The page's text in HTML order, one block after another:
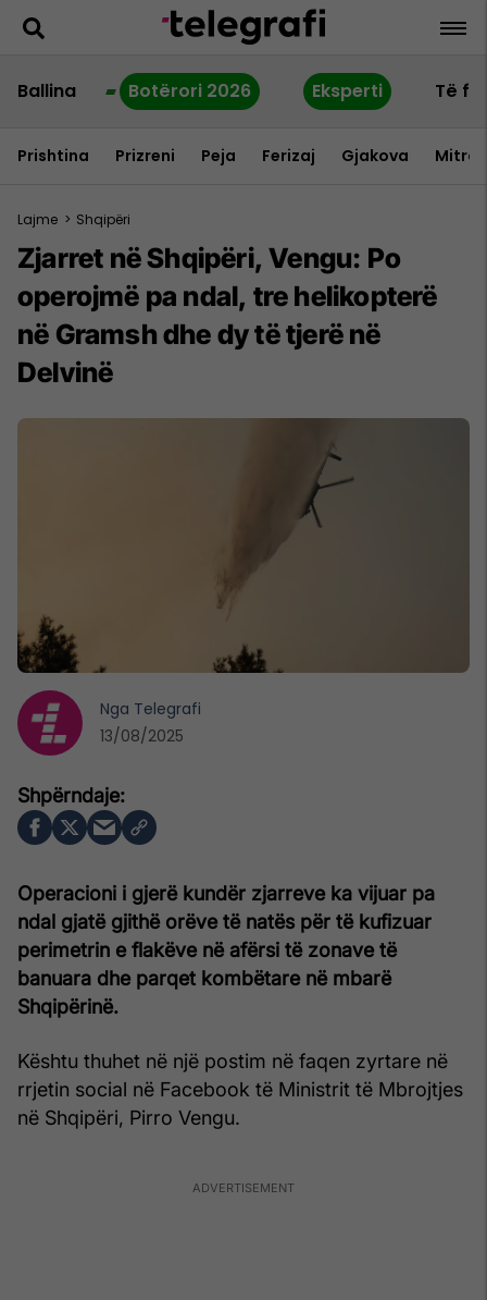
Ballina Botërori 2026 Eksperti Të
Prishtina Prizreni Peja Ferizaj Gjakova
Lajme > Shqipëri
Zjarret në Shqipëri, Vengu: Po
operojmë pa ndal, tre helikopterë
në Gramsh dhe dy të tjerë në
Delvinë
Operacioni i gjerë kundër zjarreve ka vijuar pa
ndal gjatë gjithë orëve të natës për të kufizuar
perimetrin e flakëve në afërsi të zonave të
banuara dhe parqet kombëtare në mbarë
Shqipërinë.
Kështu thuhet në një postim në faqen zyrtare në
rrjetin social në Facebook të Ministrit të Mbrojtjes
në Shqipëri, Pirro Vengu.
Nga Telegrafi
13/08/2025